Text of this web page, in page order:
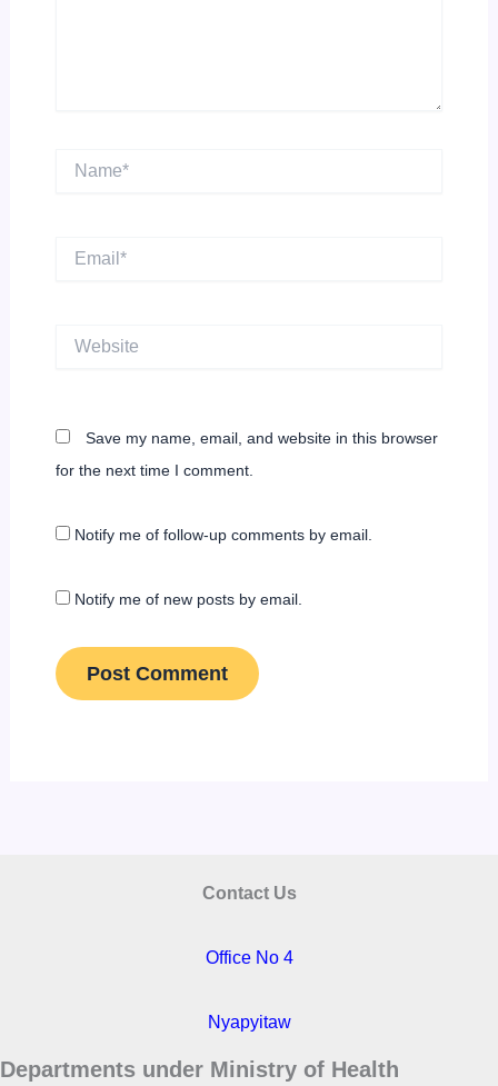
Name*
Save my name, email, and website in this browser
for the next time I comment.
Notify me of follow-up comments by email.
Notify me of new posts by email.
Contact Us
Office No 4
Nyapyitaw
Departments under Ministry of Health